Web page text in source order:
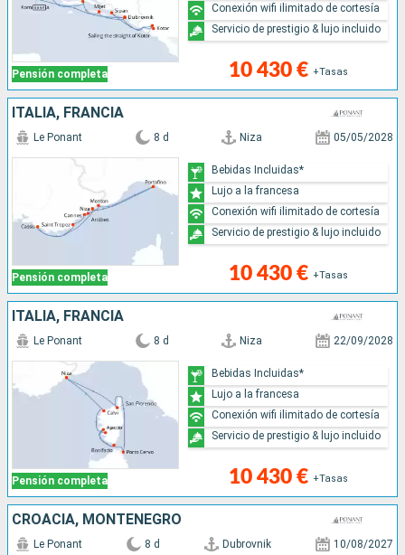
Pensión completa 10 430 € +Tasas
Conexión wifi ilimitado de cortesía
Servicio de prestigio & lujo incluido
ITALIA, FRANCIA
Pensión completa
Le Ponant 8 d Niza 05/05/2028
10 430 € +Tasas
Bebidas Incluidas*
Lujo a la francesa
Conexión wifi ilimitado de cortesía
Servicio de prestigio & lujo incluido
ITALIA, FRANCIA
Pensión completa
Le Ponant 8 d Niza 22/09/2028
10 430 € +Tasas
Bebidas Incluidas*
Lujo a la francesa
Conexión wifi ilimitado de cortesía
Servicio de prestigio & lujo incluido
CROACIA, MONTENEGRO
Le Ponant 8 d Dubrovnik 10/08/2027